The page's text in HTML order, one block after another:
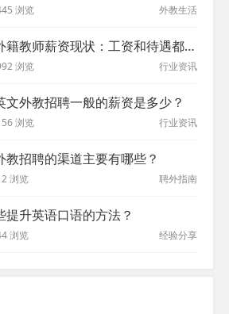
浏览 外教生活
中国外籍教师薪资现状：工资和待遇都非常高
浏览 行业资讯
文外教招聘一般的薪资是多少？
浏览 行业资讯
教招聘的渠道主要有哪些？
浏览 聘外指南
提升英语口语的方法？
浏览 经验分享